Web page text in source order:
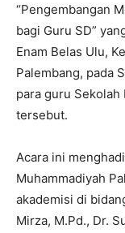
“Pengembangan
bagi Guru SD”
Enam Belas Ulu,
Palembang, pada
para guru
tersebut.
Acara ini
Muhammadiyah
akademisi di
Mirza, M.Pd., Dr.